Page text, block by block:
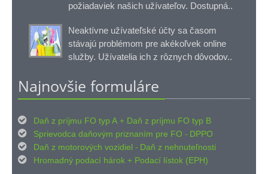
požiadaviek našich užívateľov. Dostupná..
Neaktívne užívateľské účty sa časom
stávajú problémom pre akékoľvek online
služby. Užívatelia ich z rôznych dôvodov..
Najnovšie formuláre
 Daň z príjmu FO typ A + Daň z príjmu FO typ B

Sprievodca daňovým priznaním pre FO - DPPO

Daň z motorových vozidiel - Daň z nehnuteľnosti

Hromadný podací hárok + Podací lístok (EPH)